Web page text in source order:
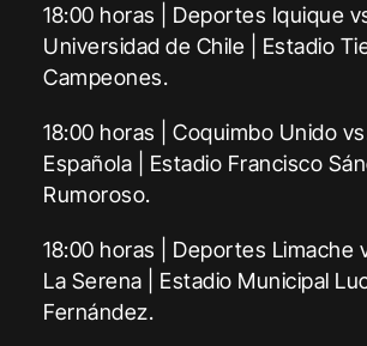
18:00 horas | Deportes Iquique
Universidad de Chile | Estadio
Campeones.
18:00 horas | Coquimbo Unido
Española | Estadio Francisco
Rumoroso.
18:00 horas | Deportes Limache
La Serena | Estadio Municipal
Fernández.